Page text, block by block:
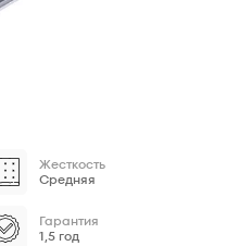
Жесткость
Средняя
Гарантия
1,5 год